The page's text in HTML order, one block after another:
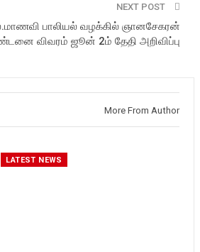
NEXT POST
பாலியல் வழக்கில் ஞானசேகரன்
விவரம் ஜூன் 2ம் தேதி அறிவிப்பு
More From Author
LATEST NEWS